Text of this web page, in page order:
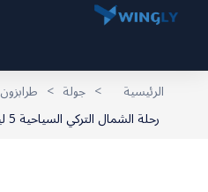
الرئيسية
الرئيسية > جولة > طرابزون
رحلة الشمال التركي السياحية 5 ليالي